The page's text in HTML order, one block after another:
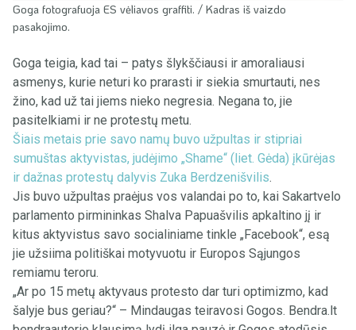
Goga fotografuoja ES vėliavos graffiti. / Kadras iš vaizdo
pasakojimo.
Goga teigia, kad tai – patys šlykščiausi ir amoraliausi
asmenys, kurie neturi ko prarasti ir siekia smurtauti, nes
žino, kad už tai jiems nieko negresia. Negana to, jie
pasitelkiami ir ne protestų metu.
Šiais metais prie savo namų buvo užpultas ir stipriai
sumuštas aktyvistas, judėjimo „Shame“ (liet. Gėda) įkūrėjas
ir dažnas protestų dalyvis Zuka Berdzenišvilis.
Jis buvo užpultas praėjus vos valandai po to, kai Sakartvelo
parlamento pirmininkas Shalva Papuašvilis apkaltino jį ir
kitus aktyvistus savo socialiniame tinkle „Facebook“, esą
jie užsiima politiškai motyvuotu ir Europos Sąjungos
remiamu teroru.
„Ar po 15 metų aktyvaus protesto dar turi optimizmo, kad
šalyje bus geriau?“ – Mindaugas teiravosi Gogos. Bendra.lt